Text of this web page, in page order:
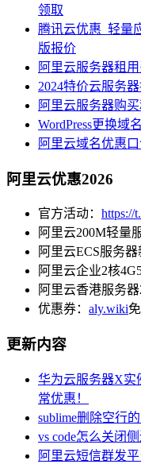
领取
腾讯云优惠_轻量
版报价
阿里云服务器租
2024特价云服务
阿里云服务器购
WordPress更换域
阿里云域名优惠口
阿里云优惠2026
官方活动： https://
阿里云200M轻量
阿里云ECS服务
阿里云企业2核
阿里云香港服务
优惠券： aly.wiki
更新内容
华为云服务器X实
常优惠！
sublime删除空行
vs code怎么关闭侧
阿里云短信群发